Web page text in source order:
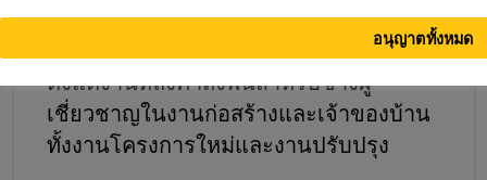
ซิก้ามีผลิตภัณฑ์แก้ไขปัญหาแบบครบวงจร
ตั้งแต่งานหลังคาถึงพื้นสําหรับช่างผู้
เชี่ยวชาญในงานก่อสร้างและเจ้าของบ้าน
ทั้งงานโครงการใหม่และงานปรับปรุง
อนุญาตทั้งหมด